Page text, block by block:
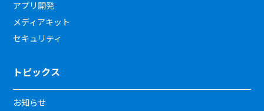
アプリ開発
メディアキット
セキュリティ
トピックス
お知らせ